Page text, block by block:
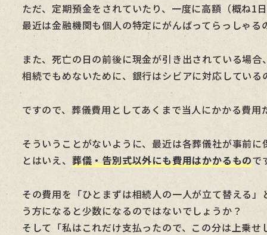
ただ、定期預金をされていたり、一度に高額（概ね1
最近は金融機関も個人の特定にがんばってらっしゃ
また、死亡の日の前後に現金が引き出されている場
相続でもめないために、銀行はシビアに対応している
ですので、葬儀費用としてあくまで当人にかかる費
そういうことがないように、最近は各葬儀社が事前
とはいえ、 葬儀・告別式以外にも費用はかかるもので
その費用を「ひとまずは相続人の一人が立て替える
う方になると少数になるのではないでしょうか？
そして「私はこれだけ支払ったので、この分は上乗